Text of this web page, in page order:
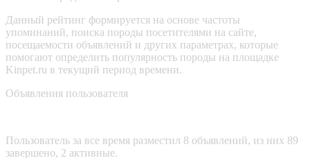
Данный рейтинг формируется на основе частоты
упоминаний, поиска породы посетителями на сайте,
посещаемости объявлений и других параметрах, которые
помогают определить популярность породы на площадке
Kinpet.ru в текущий период времени.
Объявления пользователя
Пользователь за все время разместил 8 объявлений, из них 89
завершено, 2 активные.